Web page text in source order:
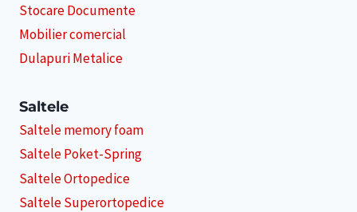
Stocare Documente
Mobilier comercial
Dulapuri Metalice
Saltele
Saltele memory foam
Saltele Poket-Spring
Saltele Ortopedice
Saltele Superortopedice